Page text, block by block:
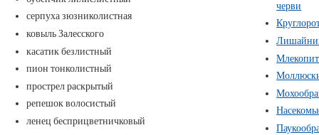
серпуха зюзниколистная
ковыль Залесского
касатик безлистный
пион тонколистный
прострел раскрытый
репешок волосистый
ленец бесприцветничковый
черви